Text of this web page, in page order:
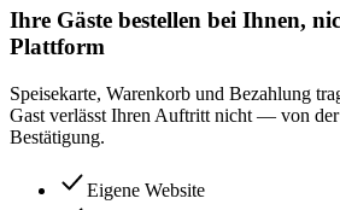
Ihre Gäste bestellen bei Ihnen,
Plattform
Speisekarte, Warenkorb und Bezahlung
Gast verlässt Ihren Auftritt nicht — von
Bestätigung.
Eigene Website